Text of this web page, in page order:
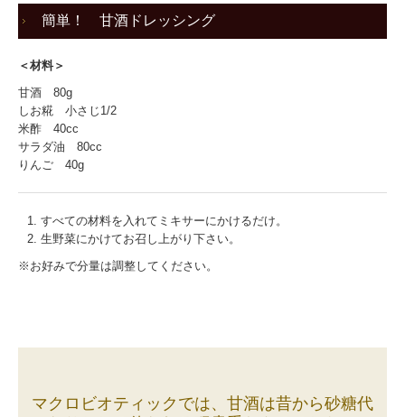
簡単！ 甘酒ドレッシング
＜材料＞
甘酒 80g
しお糀 小さじ1/2
米酢 40cc
サラダ油 80cc
りんご 40g
すべての材料を入れてミキサーにかけるだけ。
生野菜にかけてお召し上がり下さい。
※お好みで分量は調整してください。
マクロビオティックでは、甘酒は昔から砂糖代